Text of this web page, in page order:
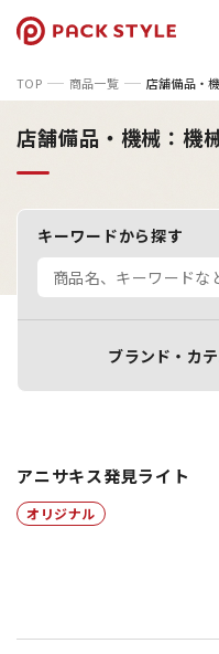
TOP 商品一覧 店舗備品・
店舗備品・機械：機
キーワードから探す
ブランド・カ
アニサキス発見ライト
オリジナル